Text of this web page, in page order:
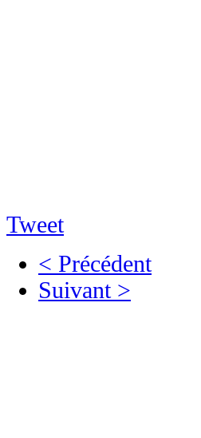
Tweet
< Précédent
Suivant >